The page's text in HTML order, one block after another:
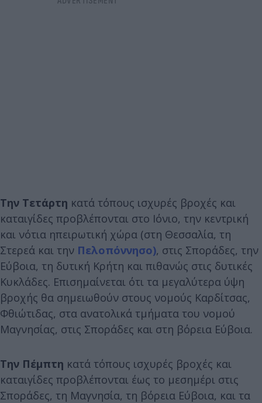
Την Τετάρτη κατά τόπους ισχυρές βροχές και
καταιγίδες προβλέπονται στο Ιόνιο, την κεντρική
και νότια ηπειρωτική χώρα (στη Θεσσαλία, τη
Στερεά και την Πελοπόννησο), στις Σποράδες, την
Εύβοια, τη δυτική Κρήτη και πιθανώς στις δυτικές
Κυκλάδες. Επισημαίνεται ότι τα μεγαλύτερα ύψη
βροχής θα σημειωθούν στους νομούς Καρδίτσας,
Φθιώτιδας, στα ανατολικά τμήματα του νομού
Μαγνησίας, στις Σποράδες και στη βόρεια Εύβοια.
Την Πέμπτη κατά τόπους ισχυρές βροχές και
καταιγίδες προβλέπονται έως το μεσημέρι στις
Σποράδες, τη Μαγνησία, τη βόρεια Εύβοια, και τα